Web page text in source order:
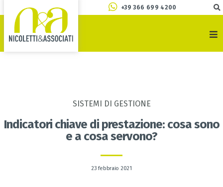
+39 366 699 4200
SISTEMI DI GESTIONE
Indicatori chiave di prestazione: cosa sono
e a cosa servono?
23 febbraio 2021